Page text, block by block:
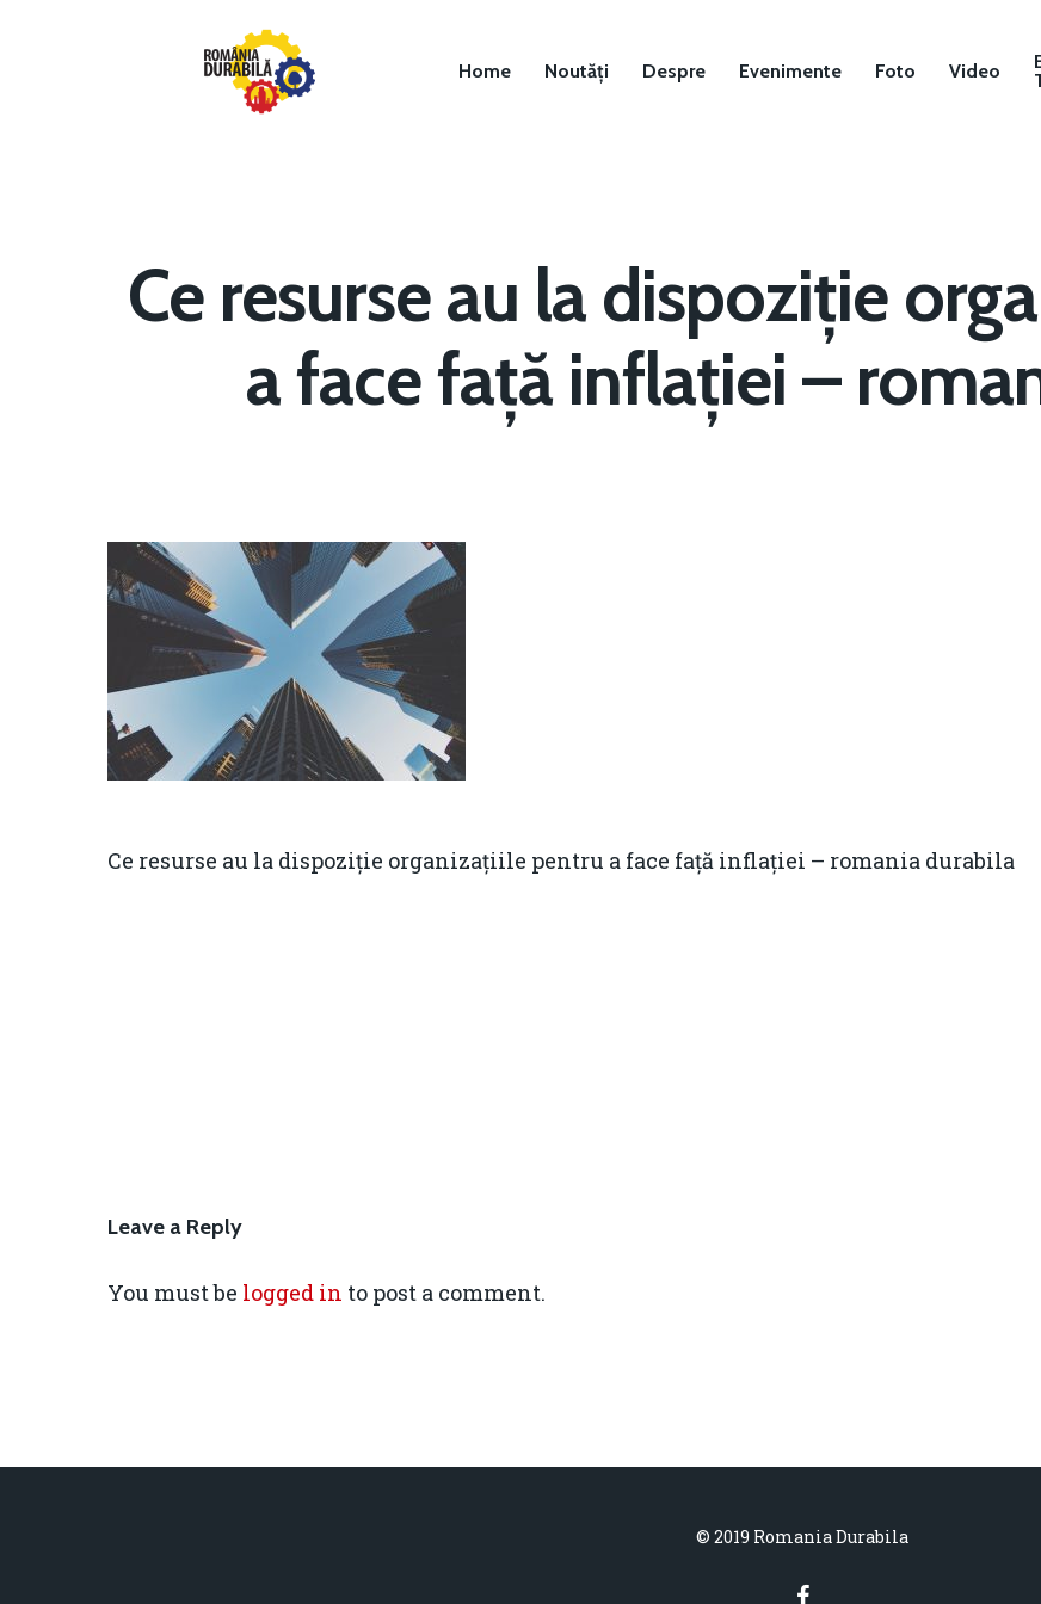
Home Noutăți Despre Evenimente Foto Video
Ce resurse au la dispoziție
a face față inflației –
Ce resurse au la dispoziție organizațiile pentru a face față inflației – romania durabila
Leave a Reply
You must be logged in to post a comment.
© 2019 Romania Durabila